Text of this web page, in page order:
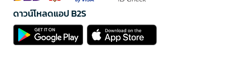
ดาวน์โหลดแอป B2S